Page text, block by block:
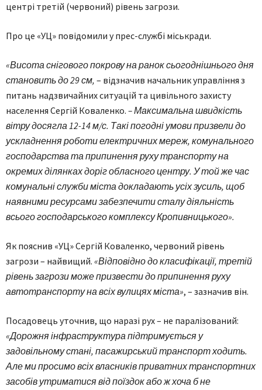
центрі третій (червоний) рівень загрози.
Про це «УЦ» повідомили у прес-службі міськради.
«Висота снігового покрову на ранок сьогоднішнього дня
становить до 29 см, – відзначив начальник управління з
питань надзвичайних ситуацій та цивільного захисту
населення Сергій Коваленко. – Максимальна швидкість
вітру досягла 12-14 м/с. Такі погодні умови призвели до
ускладнення роботи електричних мереж, комунального
господарства та припинення руху транспорту на
окремих ділянках доріг обласного центру. У той же час
комунальні служби міста докладають усіх зусиль, щоб
наявними ресурсами забезпечити сталу діяльність
всього господарського комплексу Кропивницького».
Як пояснив «УЦ» Сергій Коваленко, червоний рівень
загрози – найвищий. «Відповідно до класифікації, третій
рівень загрози може призвести до припинення руху
автотранспорту на всіх вулицях міста», – зазначив він.
Посадовець уточнив, що наразі рух – не паралізований:
«Дорожня інфраструктура підтримується у
задовільному стані, пасажирський транспорт ходить.
Але ми просимо всіх власників приватних транспортних
засобів утриматися від поїздок або ж хоча б не